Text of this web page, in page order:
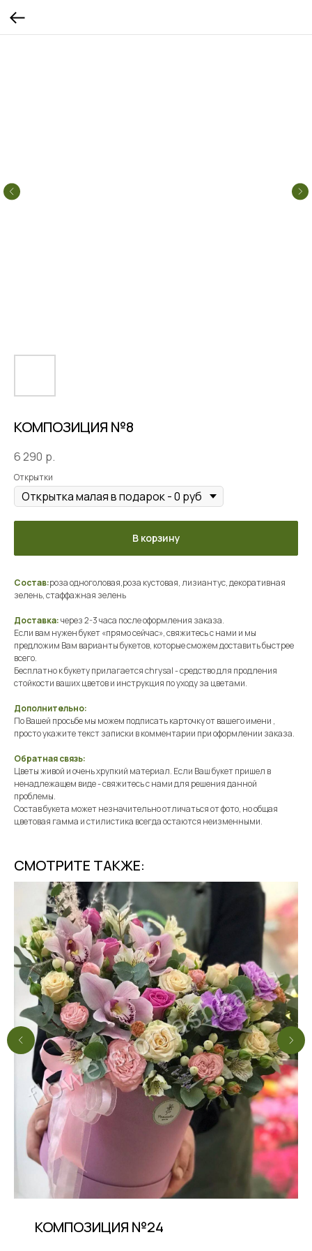
КОМПОЗИЦИЯ №8
6 290 р.
Открытки
В корзину
Состав:роза одноголовая,роза кустовая, лизиантус, декоративная
зелень, стаффажная зелень
Доставка:через 2-3 часа после оформления заказа.
Если вам нужен букет «прямо сейчас», свяжитесь с нами и мы
предложим Вам варианты букетов, которые сможем доставить быстрее
всего.
Бесплатно к букету прилагается chrysal - средство для продления
стойкости ваших цветов и инструкция по уходу за цветами.
Дополнительно:
По Вашей просьбе мы можем подписать карточку от вашего имени ,
просто укажите текст записки в комментарии при оформлении заказа.
Обратная связь:
Цветы живой и очень хрупкий материал. Если Ваш букет пришел в
ненадлежащем виде - свяжитесь с нами для решения данной
проблемы.
Состав букета может незначительно отличаться от фото, но общая
цветовая гамма и стилистика всегда остаются неизменными.
СМОТРИТЕ ТАКЖЕ:
КОМПОЗИЦИЯ №24